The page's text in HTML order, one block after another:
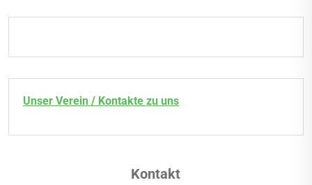
Unser Verein / Kontakte zu uns
Kontakt